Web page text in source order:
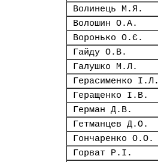
Волинець М.Я.
Волошин О.А.
Воронько О.Є.
Гайду О.В.
Галушко М.Л.
Герасименко І.Л.
Геращенко І.В.
Герман Д.В.
Гетманцев Д.О.
Гончаренко О.О.
Горват Р.І.